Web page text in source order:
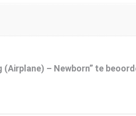
– Newborn” te